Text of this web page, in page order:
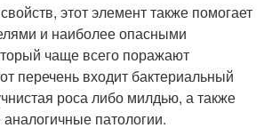
этот элемент также помогает
и наиболее опасными
чаще всего поражают
перечень входит бактериальный
роса либо милдью, а также
аналогичные патологии.